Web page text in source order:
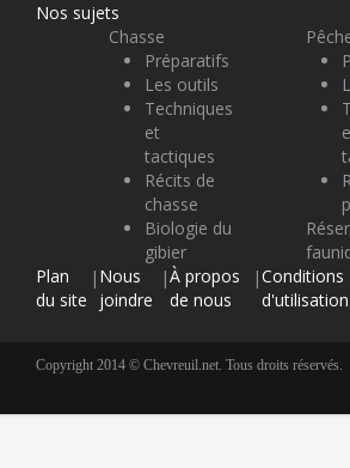
Nos sujets
Chasse
Préparatifs
Les outils
Techniques
et
tactiques
Récits de
chasse
Biologie du
gibier
Plan
du site
| Nous
joindre
|À propos
de nous
|Conditions
d'utilisation
Copyright 2014 © Chevreuil.net. Tous droits réservés.